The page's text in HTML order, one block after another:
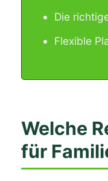
Die
Flexible
Welche
für